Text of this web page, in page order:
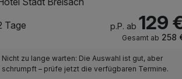
Tage
p.P. ab 129
Gesamt ab 258
Nicht zu lange warten: Die Auswahl ist gut, aber
schrumpft – prüfe jetzt die verfügbaren Termine.